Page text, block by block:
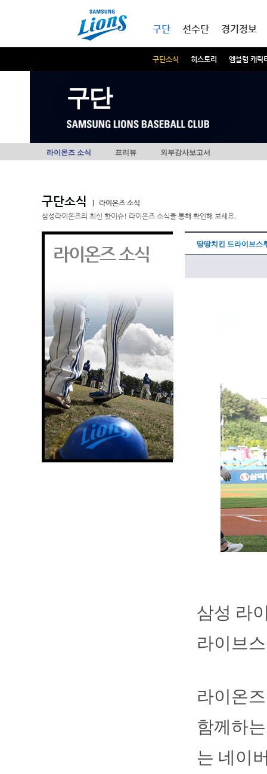
구단
구단소식 히스토리 엠블럼 캐릭
선수단 경기정보
구단
라이온즈 소식 프리뷰 외부감사보고서
구단소식
라이온즈 소식
삼성라이온즈의 최신 핫이슈! 라이온즈 소식을 통해 확인해 보세요.
라이온즈 소식 땅땅치킨 드라이브스
삼성 라
라이브
라이온
함께하
는 네이